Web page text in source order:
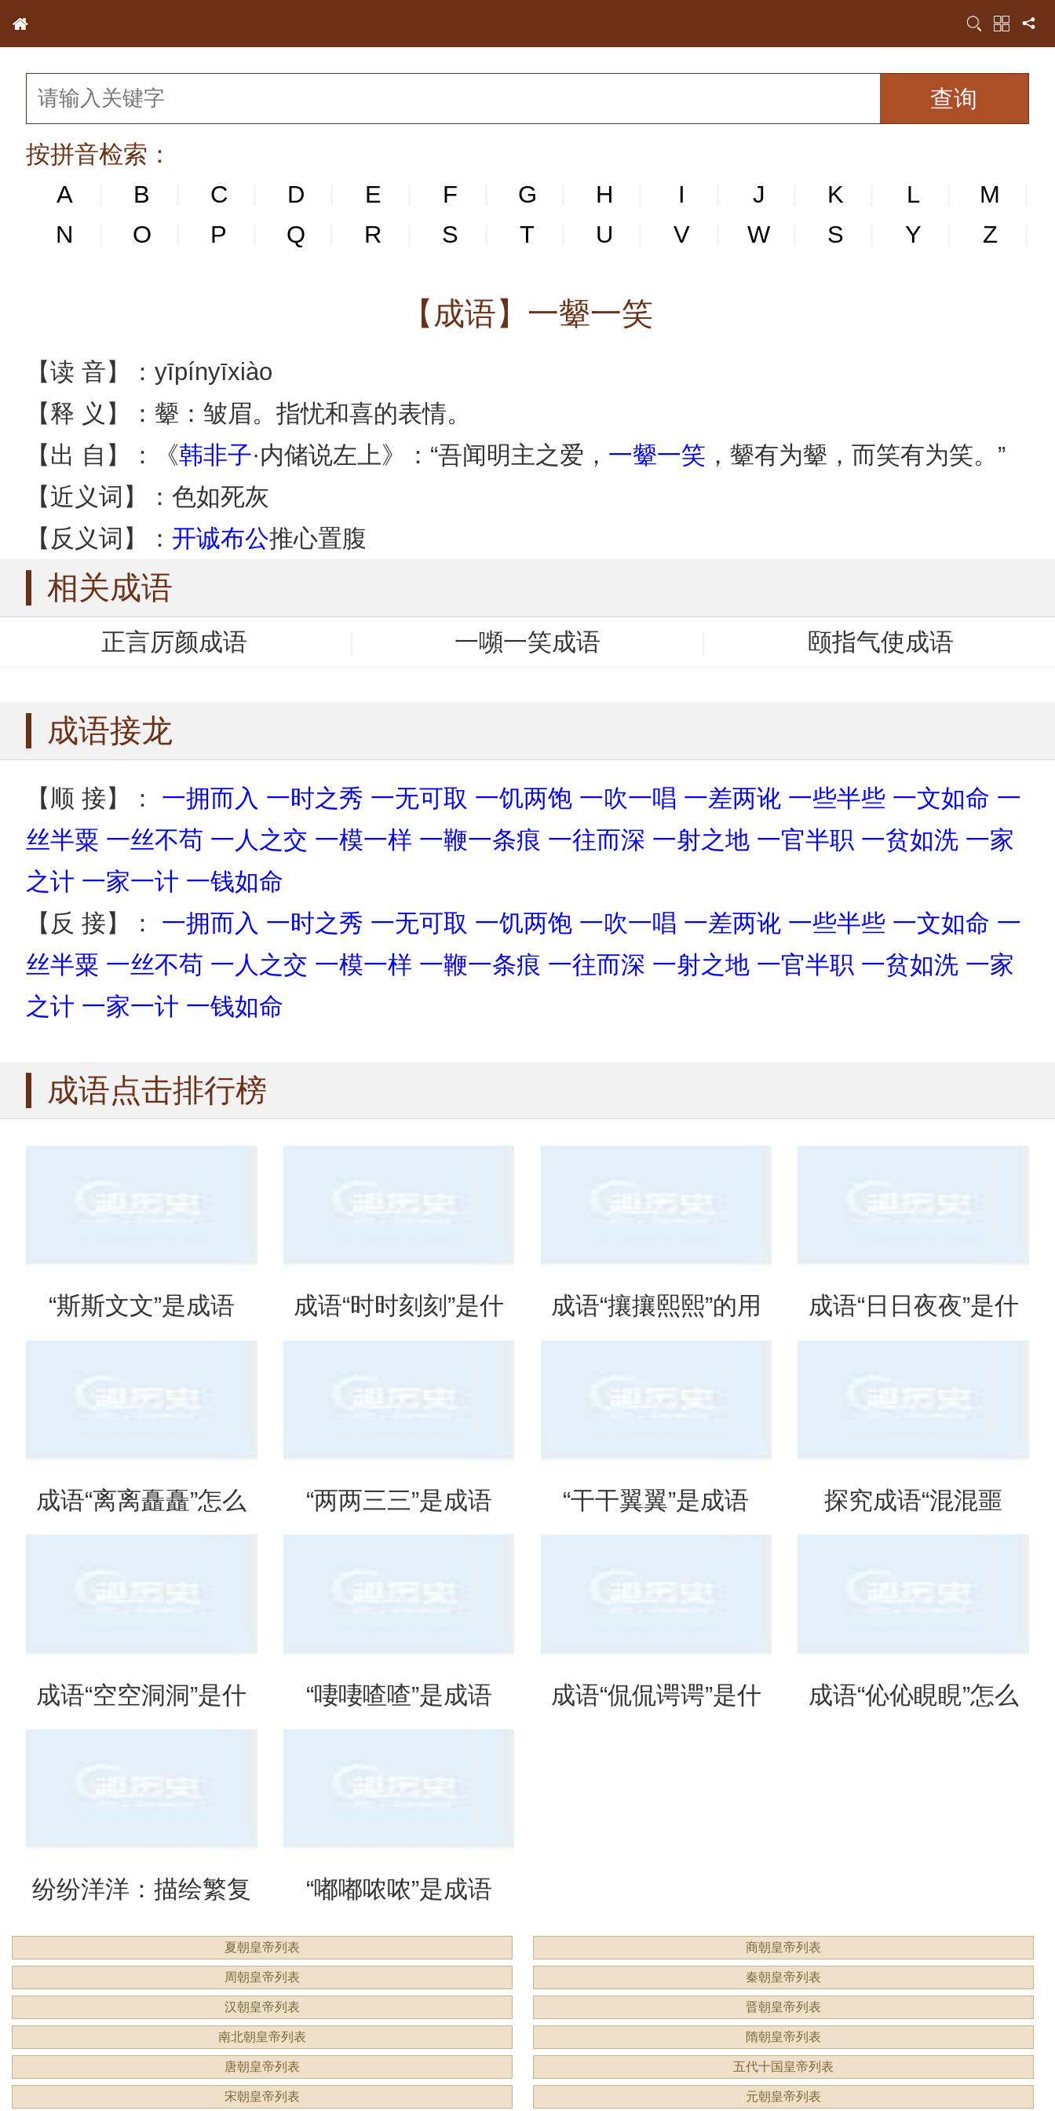
按拼音检索：
A
B C D E F G H I J K L M
N
N O P Q R S T U V W S Y Z
【成语】一颦一笑
【读 音】：yīpínyīxiào
【释 义】：颦：皱眉。指忧和喜的表情。
【出 自】：《韩非子·内储说左上》：“吾闻明主之爱， 一颦一笑 ，颦有为颦，而笑有为笑。”
【近义词】：色如死灰
【反义词】： 开诚布公推心置腹
相关成语
正言厉颜成语 一嚬一笑成语
颐指气使成语
成语接龙
【顺 接】： 一拥而入 一时之秀 一无可取 一饥两饱 一吹一唱 一差两讹 一些半些 一文如命 一
丝半粟 一丝不苟 一人之交 一模一样 一鞭一条痕 一往而深 一射之地 一官半职 一贫如洗 一家
之计 一家一计 一钱如命
【反 接】： 一拥而入 一时之秀 一无可取 一饥两饱 一吹一唱 一差两讹 一些半些 一文如命 一
丝半粟 一丝不苟 一人之交 一模一样 一鞭一条痕 一往而深 一射之地 一官半职 一贫如洗 一家
之计 一家一计 一钱如命
成语点击排行榜
“斯斯文文”是成语 成语“时时刻刻”是什 成语“攘攘熙熙”的用 成语“日日夜夜”是什
成语“离离矗矗”怎么 “两两三三”是成语 “干干翼翼”是成语 探究成语“混混噩
成语“空空洞洞”是什 “啛啛喳喳”是成语 成语“侃侃谔谔”是什 成语“伈伈睍睍”怎么
纷纷洋洋：描绘繁复
景象的生动成语
“嘟嘟哝哝”是成语
吗？用来形容什么？
夏朝皇帝列表 商朝皇帝列表
周朝皇帝列表 秦朝皇帝列表
汉朝皇帝列表 晋朝皇帝列表
南北朝皇帝列表 隋朝皇帝列表
唐朝皇帝列表 五代十国皇帝列表
宋朝皇帝列表 元朝皇帝列表